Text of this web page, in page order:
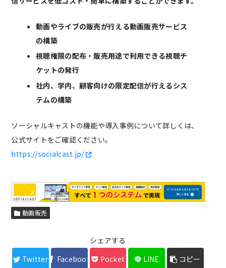
動画やライブの販売が行える動画販売サービス
の構築
視聴権限の配布・販売用途で利用できる視聴チ
ケットの発行
社内、学内、顧客向けの限定配信が行えるシス
テムの構築
ソーシャルキャストの機能や導入事例について詳しくは、
公式サイトをご確認ください。
https://socialcast.jp/
動画販売
シェアする
Twitter
Facebook Pocket LINE コピー